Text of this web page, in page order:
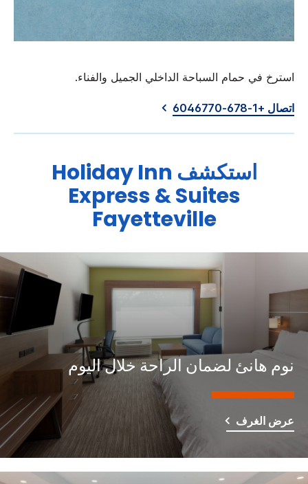
استرخ في حمام السباحة الداخلي الجميل والفناء.
اتصال +1-678-6046770
استكشف Holiday Inn
Express & Suites
Fayetteville
نوم هانئ لضمان الراحة خلال اليوم
عرض الغرف